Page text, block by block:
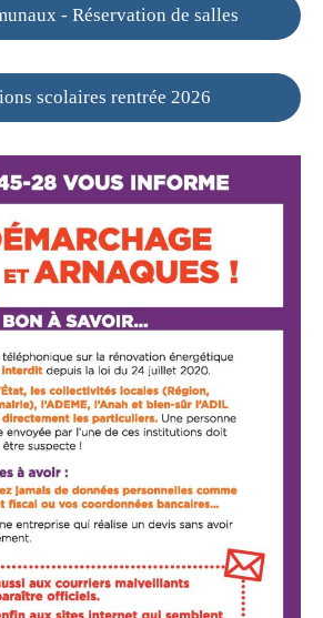
- Réservation de salles
scolaires rentrée 2026